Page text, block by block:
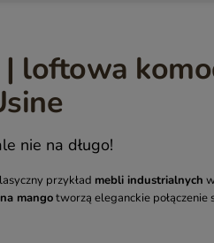
SHANTI – DREWNIANE MEBLE
MANDALA – INDYJSKIE MEBLE
MEBLE BOHO SKANDYNAWSKIE –
SAHARA – MEBLE
loftowa
nie na długo!
przykład mebli industrialnych
mangotworzą eleganckie połączenie